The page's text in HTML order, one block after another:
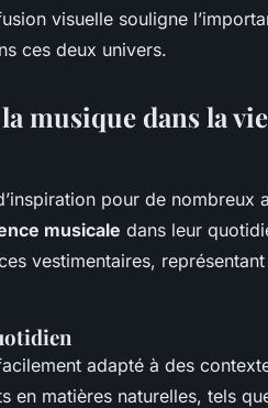
visuelle souligne
ces deux univers.
musique dans la vie
pour de nombreux
musicale dans leur
vestimentaires,
adapté à des
en matières naturelles, tels